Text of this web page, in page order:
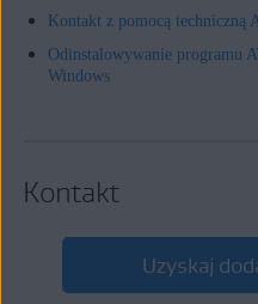
Kontakt z pomocą techniczną
Odinstalowywanie programu
Windows
Kontakt
Uzyskaj